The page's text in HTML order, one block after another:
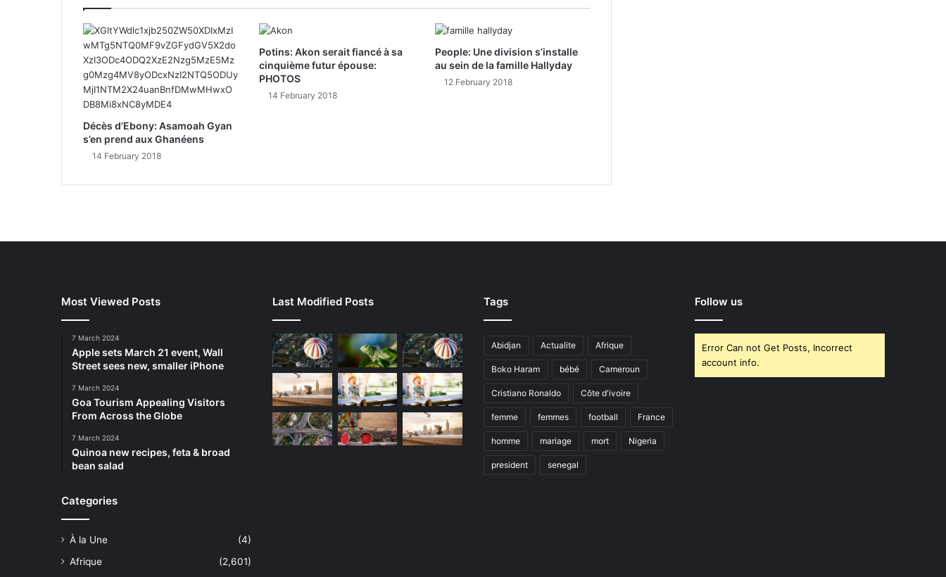
Décès d’Ebony: Asamoah Gyan
s’en prend aux Ghanéens
14 February 2018
Potins: Akon serait fiancé à sa
cinquième futur épouse:
PHOTOS
14 February 2018
People: Une division s’installe
au sein de la famille Hallyday
12 February 2018
Most Viewed Posts
7 March 2024
Apple sets March 21 event, Wall
Street sees new, smaller iPhone
7 March 2024
Goa Tourism Appealing Visitors
From Across the Globe
7 March 2024
Quinoa new recipes, feta & broad
bean salad
Categories
À la Une
(4)
Afrique
(2,601)
Last Modified Posts Tags
Abidjan Actualite Afrique
Boko Haram bébé Cameroun
Cristiano Ronaldo Côte d'ivoire
femme femmes football France
homme mariage mort Nigeria
president senegal
Follow us
Error Can not Get Posts, Incorrect
account info.